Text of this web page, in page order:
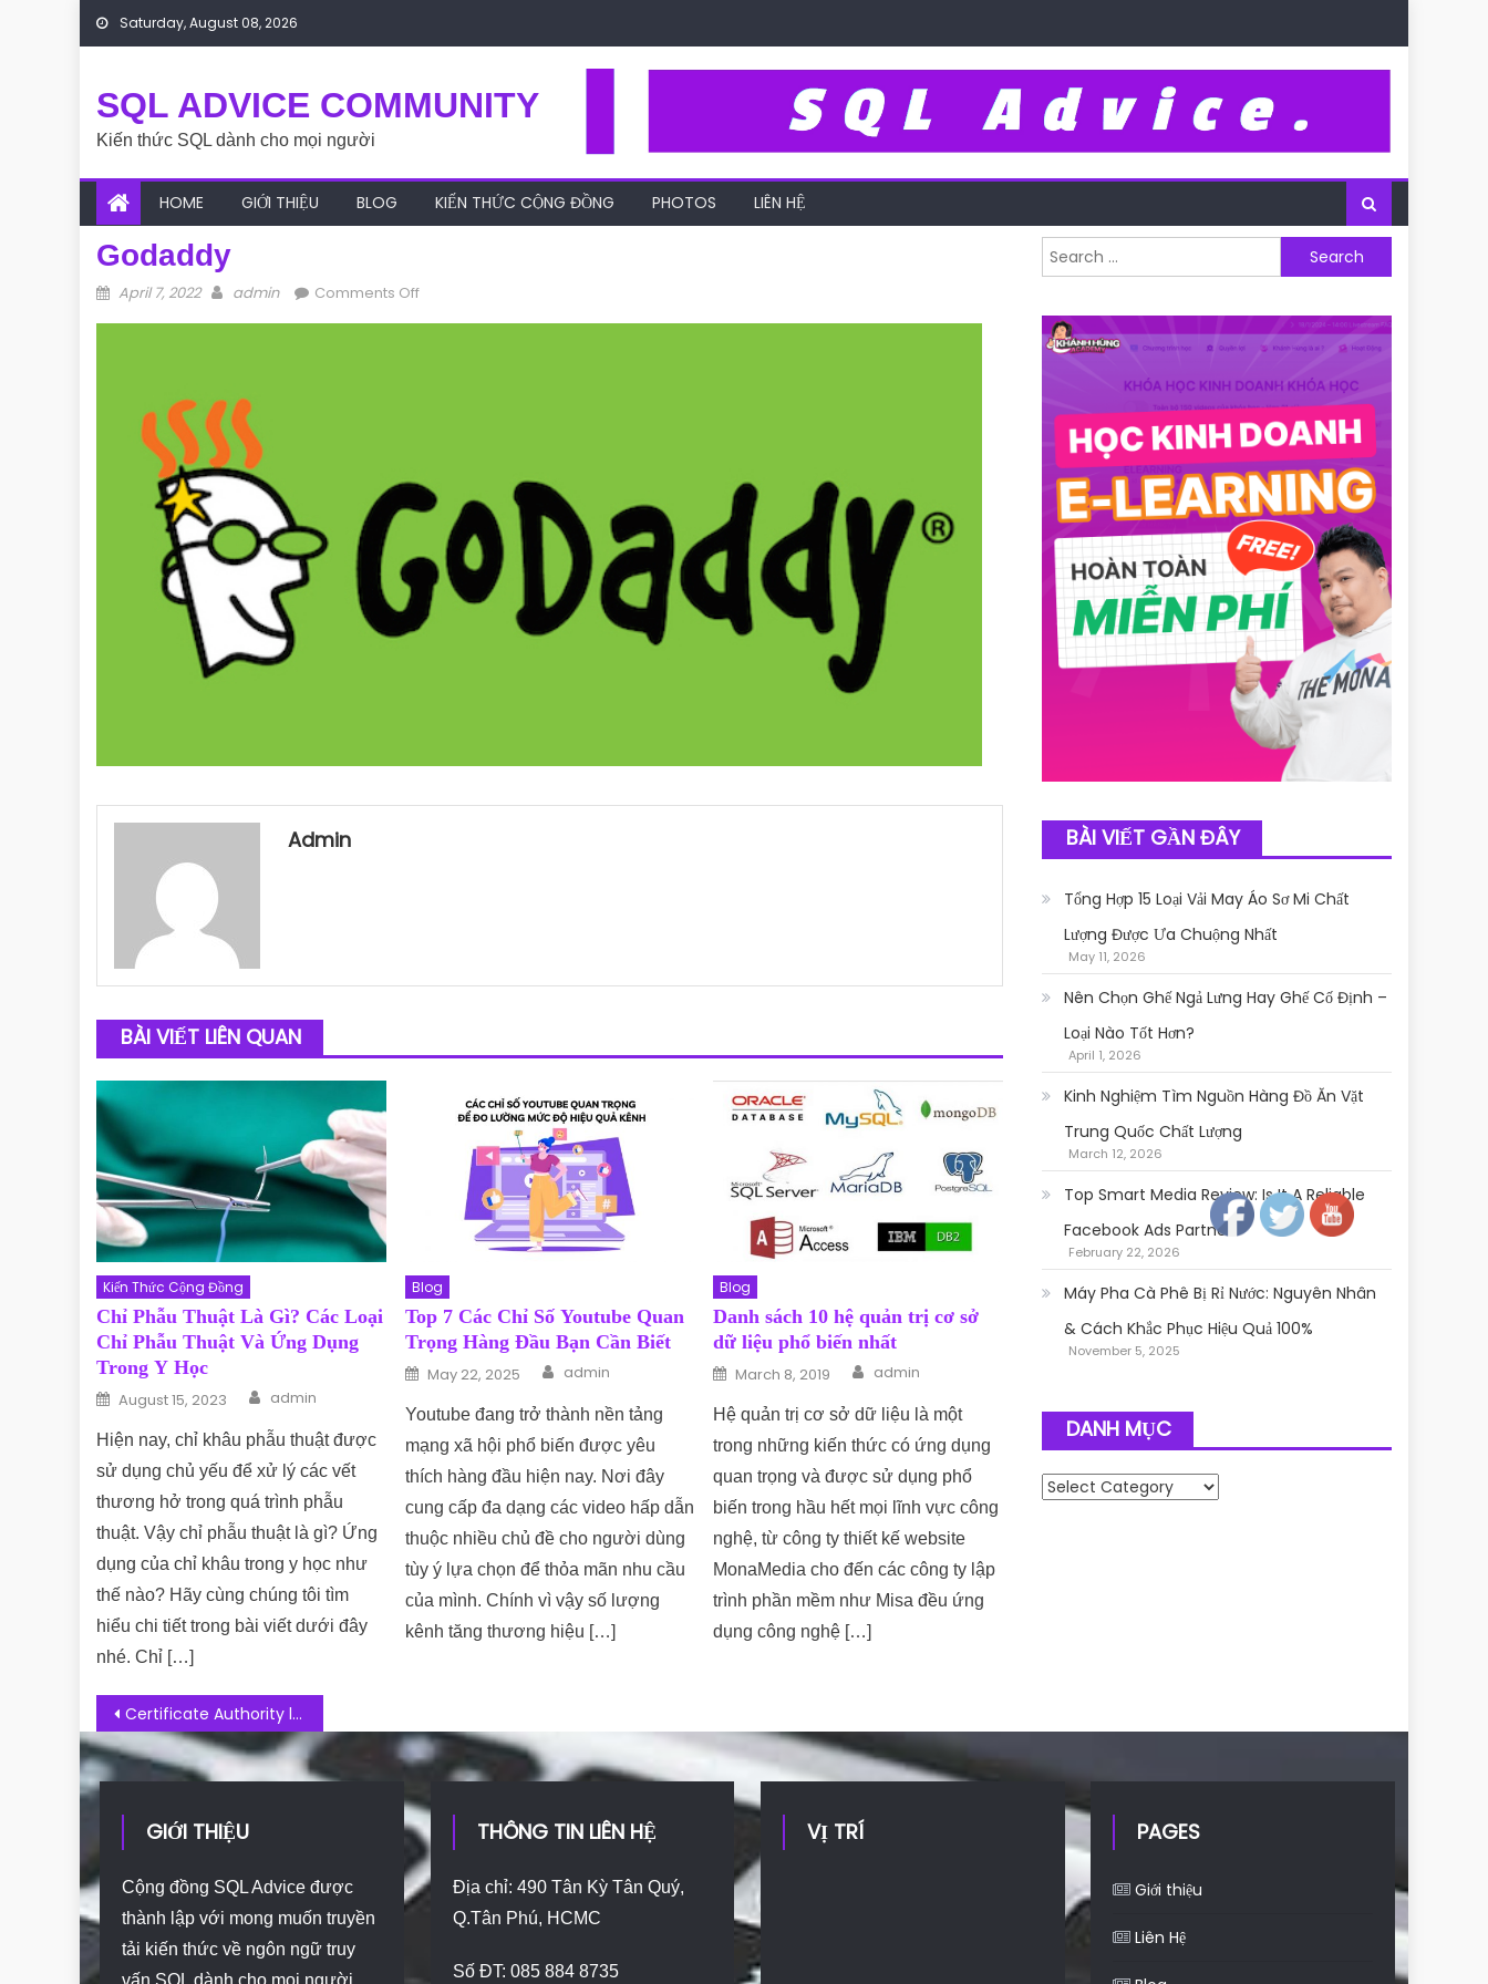
Skip to content
Saturday, August 08, 2026
SQL ADVICE COMMUNITY
Kiến thức SQL dành cho mọi người
HOME GIỚI THIỆU BLOG KIẾN THỨC CỘNG ĐỒNG PHOTOS LIÊN HỆ
Godaddy
Posted on
April 7, 2022 Author
admin Comments Off
Admin
BÀI VIẾT LIÊN QUAN
Kiến Thức Cộng Đồng
Chỉ Phẫu Thuật Là Gì? Các Loại
Chỉ Phẫu Thuật Và Ứng Dụng
Trong Y Học
Posted on
August 15, 2023 Author
admin
Hiện nay, chỉ khâu phẫu thuật được
sử dụng chủ yếu để xử lý các vết
thương hở trong quá trình phẫu
thuật. Vậy chỉ phẫu thuật là gì? Ứng
dụng của chỉ khâu trong y học như
thế nào? Hãy cùng chúng tôi tìm
hiểu chi tiết trong bài viết dưới đây
nhé. Chỉ […]
Blog
Top 7 Các Chỉ Số Youtube Quan
Trọng Hàng Đầu Bạn Cần Biết
Posted on
May 22, 2025 Author
admin
Youtube đang trở thành nền tảng
mạng xã hội phổ biến được yêu
thích hàng đầu hiện nay. Nơi đây
cung cấp đa dạng các video hấp dẫn
thuộc nhiều chủ đề cho người dùng
tùy ý lựa chọn để thỏa mãn nhu cầu
của mình. Chính vì vậy số lượng
kênh tăng thương hiệu […]
Blog
Danh sách 10 hệ quản trị cơ sở
dữ liệu phổ biến nhất
Posted on
March 8, 2019 Author
admin
Hệ quản trị cơ sở dữ liệu là một
trong những kiến thức có ứng dụng
quan trọng và được sử dụng phổ
biến trong hầu hết mọi lĩnh vực công
nghệ, từ công ty thiết kế website
MonaMedia cho đến các công ty lập
trình phần mềm như Misa đều ứng
dụng công nghệ […]
Post navigation
Certificate Authority là gì? Danh sách 10 đơn vị cung cấp uy tín hiện nay
Search for:
BÀI VIẾT GẦN ĐÂY
Tổng Hợp 15 Loại Vải May Áo Sơ Mi Chất
Lượng Được Ưa Chuộng Nhất
May 11, 2026
Nên Chọn Ghế Ngả Lưng Hay Ghế Cố Định –
Loại Nào Tốt Hơn?
April 1, 2026
Kinh Nghiệm Tìm Nguồn Hàng Đồ Ăn Vặt
Trung Quốc Chất Lượng
March 12, 2026
Top Smart Media Review: Is It A Reliable
Facebook Ads Partner?
February 22, 2026
Máy Pha Cà Phê Bị Rỉ Nước: Nguyên Nhân
& Cách Khắc Phục Hiệu Quả 100%
November 5, 2025
DANH MỤC
Danh mục
GIỚI THIỆU
Cộng đồng SQL Advice được
thành lập với mong muốn truyền
tải kiến thức về ngôn ngữ truy
vấn SQL dành cho mọi người.
THÔNG TIN LIÊN HỆ
Địa chỉ: 490 Tân Kỳ Tân Quý,
Q.Tân Phú, HCMC
Số ĐT: 085 884 8735
VỊ TRÍ PAGES
Giới thiệu
Liên Hệ
Follow